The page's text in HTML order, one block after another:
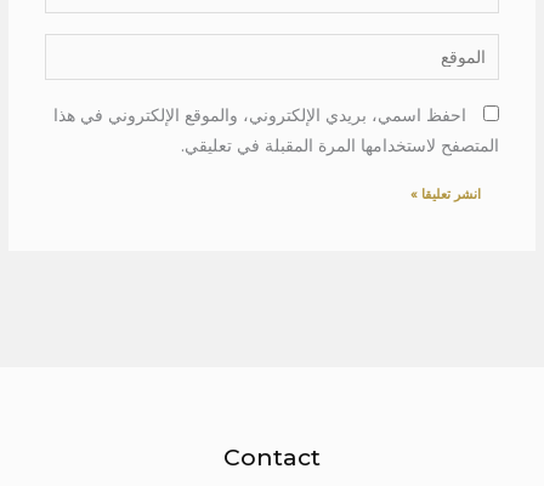
الموقع
احفظ اسمي، بريدي الإلكتروني، والموقع الإلكتروني في هذا
المتصفح لاستخدامها المرة المقبلة في تعليقي.
Contact